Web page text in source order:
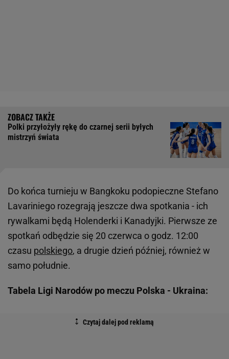
Polki przyłożyły rękę do czarnej serii byłych
mistrzyń świata
Do końca turnieju w Bangkoku podopieczne Stefano
Lavariniego rozegrają jeszcze dwa spotkania - ich
rywalkami będą Holenderki i Kanadyjki. Pierwsze ze
spotkań odbędzie się 20 czerwca o godz. 12:00
czasu polskiego, a drugie dzień później, również w
samo południe.
Tabela Ligi Narodów po meczu Polska - Ukraina: